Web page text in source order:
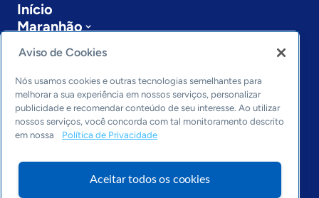
Início
Maranhão
Sobre a ASN
Últimas notícias
Entre em contato
Editorias
Economia & Política
Inovação & Tecnologia
Cultura empreendedora
Arquivo
Aviso de Cookies
Nós usamos cookies e outras tecnologias semelhantes para
melhorar a sua experiência em nossos serviços, personalizar
publicidade e recomendar conteúdo de seu interesse. Ao utilizar
nossos serviços, você concorda com tal monitoramento descrito
em nossa
Política de Privacidade
Aceitar todos os cookies